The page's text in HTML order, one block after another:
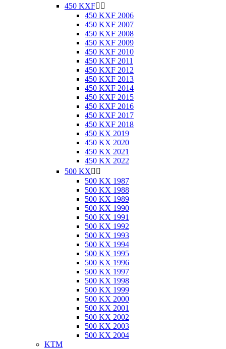
450 KXF 
450 KXF 2006
450 KXF 2007
450 KXF 2008
450 KXF 2009
450 KXF 2010
450 KXF 2011
450 KXF 2012
450 KXF 2013
450 KXF 2014
450 KXF 2015
450 KXF 2016
450 KXF 2017
450 KXF 2018
450 KX 2019
450 KX 2020
450 KX 2021
450 KX 2022
500 KX 
500 KX 1987
500 KX 1988
500 KX 1989
500 KX 1990
500 KX 1991
500 KX 1992
500 KX 1993
500 KX 1994
500 KX 1995
500 KX 1996
500 KX 1997
500 KX 1998
500 KX 1999
500 KX 2000
500 KX 2001
500 KX 2002
500 KX 2003
500 KX 2004
KTM